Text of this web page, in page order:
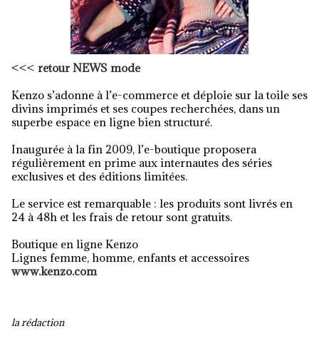
<<< retour NEWS mode
Kenzo s’adonne à l’e-commerce et déploie sur la toile ses
divins imprimés et ses coupes recherchées, dans un
superbe espace en ligne bien structuré.
Inaugurée à la fin 2009, l’e-boutique proposera
régulièrement en prime aux internautes des séries
exclusives et des éditions limitées.
Le service est remarquable : les produits sont livrés en
24 à 48h et les frais de retour sont gratuits.
Boutique en ligne Kenzo
Lignes femme, homme, enfants et accessoires
www.kenzo.com
la rédaction